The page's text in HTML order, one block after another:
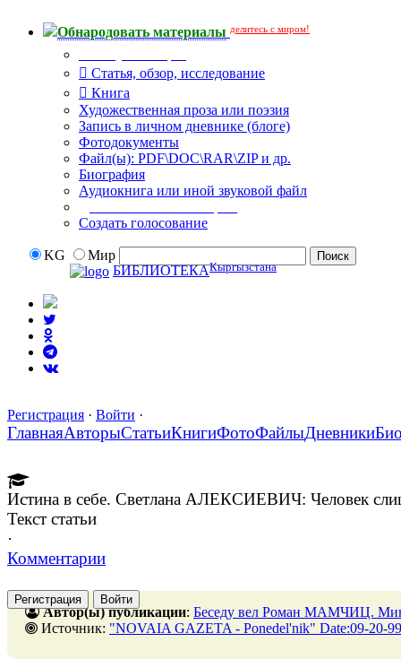
Обнародовать материалы делитесь с миром!
Статья, обзор, исследование
Книга
Художественная проза или поэзия
Запись в личном дневнике (блоге)
Фотодокументы
Файл(ы): PDF\DOC\RAR\ZIP и др.
Биография
Аудиокнига или иной звуковой файл
Создать голосование
KG
Мир
БИБЛИОТЕКАКыргызстана
Регистрация · Войти ·
ГлавнаяАвторыСтатьиКнигиФотоФайлыДневники
Истина в себе. Светлана АЛЕКСИЕВИЧ: Человек
Текст статьи
·
Комментарии
Регистрация Войти
Автор(ы) публикации: Беседу вел Роман МАМЧИЦ.
Источник: "NOVAIA GAZETA - Ponedel'nik" Date:09-20-